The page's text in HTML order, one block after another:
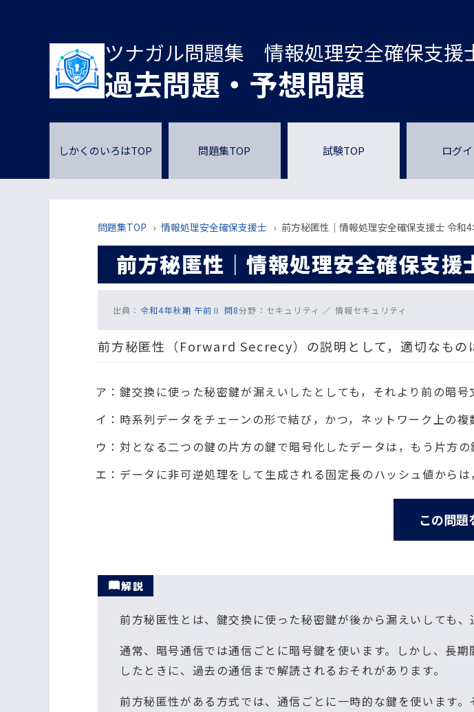
ツナガル問題集 情報処理安全確保支援
過去問題・予想問題
しかくのいろはTOP 問題集TOP 試験TOP ログ
問題集TOP › 情報処理安全確保支援士 › 前方秘匿性｜情報処理安全確保支援士 令和
前方秘匿性｜情報処理安全確保支
出典： 令和4年秋期 午前Ⅱ 問8分野： セキュリティ ／ 情報セキュリティ
前方秘匿性（Forward Secrecy）の説明として，適切なもの
ア：鍵交換に使った秘密鍵が漏えいしたとしても，それより前の暗号
イ：時系列データをチェーンの形で結び，かつ，ネットワーク上の
ウ：対となる二つの鍵の片方の鍵で暗号化したデータは，もう片方の
エ：データに非可逆処理をして生成される固定長のハッシュ値からは
この問題
解説
前方秘匿性とは、鍵交換に使った秘密鍵が後から漏えいしても
通常、暗号通信では通信ごとに暗号鍵を使います。しかし、長
したときに、過去の通信まで解読されるおそれがあります。
前方秘匿性がある方式では、通信ごとに一時的な鍵を使います